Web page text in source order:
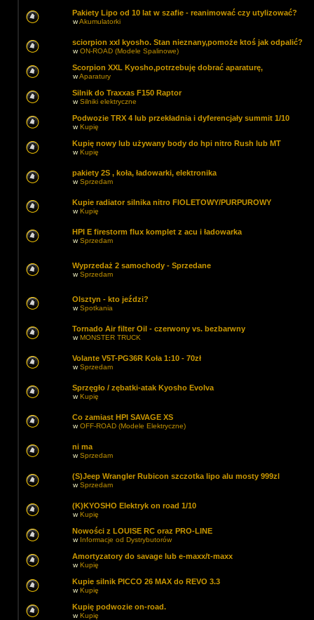
Pakiety Lipo od 10 lat w szafie - reanimować czy utylizować?
wAkumulatorki
sciorpion xxl kyosho. Stan nieznany,pomoże ktoś jak odpalić?
wON-ROAD (Modele Spalinowe)
Scorpion XXL Kyosho,potrzebuję dobrać aparaturę,
wAparatury
Silnik do Traxxas F150 Raptor
wSilniki elektryczne
Podwozie TRX 4 lub przekładnia i dyferencjały summit 1/10
wKupię
Kupię nowy lub używany body do hpi nitro Rush lub MT
wKupię
pakiety 2S , koła, ładowarki, elektronika
wSprzedam
Kupie radiator silnika nitro FIOLETOWY/PURPUROWY
wKupię
HPI E firestorm flux komplet z acu i ładowarka
wSprzedam
Wyprzedaż 2 samochody - Sprzedane
wSprzedam
Olsztyn - kto jeździ?
wSpotkania
Tornado Air filter Oil - czerwony vs. bezbarwny
wMONSTER TRUCK
Volante V5T-PG36R Koła 1:10 - 70zł
wSprzedam
Sprzęgło / zębatki-atak Kyosho Evolva
wKupię
Co zamiast HPI SAVAGE XS
wOFF-ROAD (Modele Elektryczne)
ni ma
wSprzedam
(S)Jeep Wrangler Rubicon szczotka lipo alu mosty 999zl
wSprzedam
(K)KYOSHO Elektryk on road 1/10
wKupię
Nowości z LOUISE RC oraz PRO-LINE
w Informacje od Dystrybutorów
Amortyzatory do savage lub e-maxx/t-maxx
wKupię
Kupie silnik PICCO 26 MAX do REVO 3.3
wKupię
Kupię podwozie on-road.
wKupię